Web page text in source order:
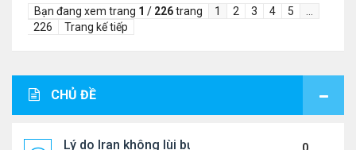
Bạn đang xem trang 1 / 226trang 1 2 3 4 5
226
Trang kế tiếp
CHỦ ĐỀ
Lý do Iran không lùi bước trước lời đe dọa của